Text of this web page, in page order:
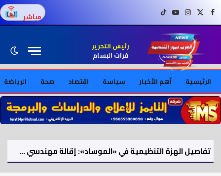
فيسبوكX (Twitter)
إنستغراميوتيوبتيك توك مباشر
رئيس التحرير
فرات البسام
الرئيسية أهم الأخبار سياسة اقتصاد صحة الرياضة
تفاصيل الهزة التنظيمية في «الموساد»: إقالة مهندسي خطة إطاحة النظام الإيراني